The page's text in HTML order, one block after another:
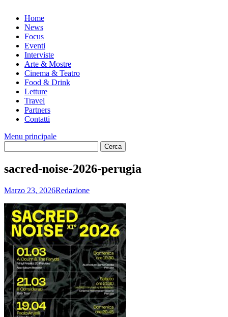
Home
News
Focus
Eventi
Interviste
Arte & Mostre
Cinema & Teatro
Food & Drink
Letture
Travel
Partners
Contatti
Menu principale
sacred-noise-2026-perugia
Marzo 23, 2026Redazione